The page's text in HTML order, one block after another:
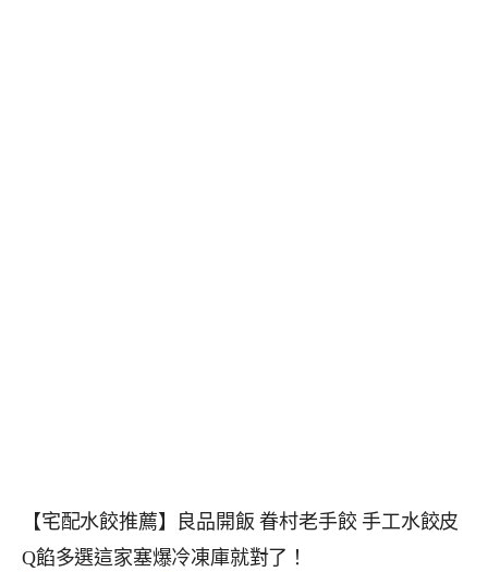
【宅配水餃推薦】良品開飯 眷村老手餃 手工水餃皮
Q餡多選這家塞爆冷凍庫就對了！